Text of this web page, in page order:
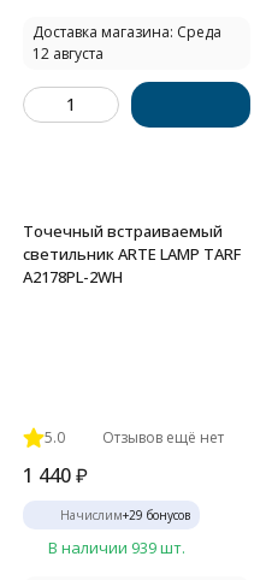
Доставка магазина: Среда
12 августа
Точечный встраиваемый
светильник ARTE LAMP TARF
A2178PL-2WH
5.0 Отзывов ещё нет
1 440₽
Начислим+29 бонусов
В наличии 939 шт.